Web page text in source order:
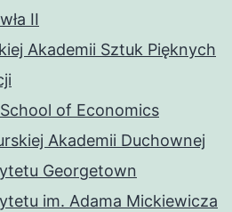
II
Akademii Sztuk Pięknych
of Economics
Akademii Duchownej
Georgetown
im. Adama Mickiewicza